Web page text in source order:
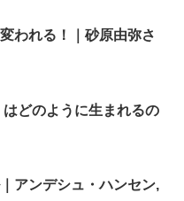
われる！｜砂原由弥さ
はどのように生まれるの
アンデシュ・ハンセン,